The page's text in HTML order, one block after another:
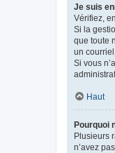
Je suis
Vérifiez,
Si la
que toute
un
Si vous
Haut
Pourquoi
Plusieurs
n’avez